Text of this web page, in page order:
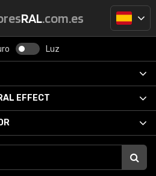
RAL.com.es
Luz
EFFECT